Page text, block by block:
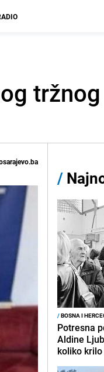
tržnog
/
/BOSNA I
Potresna
Aldine
koliko